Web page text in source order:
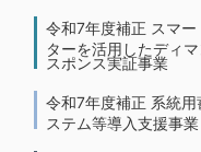
令和7年度補正 スマー
ターを活用したディ
スポンス実証事業
令和7年度補正 系統用
ステム等導入支援事業